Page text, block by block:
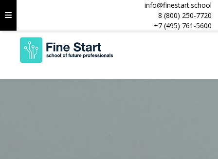
info@finestart.school
8 (800) 250-7720
+7 (495) 761-5600